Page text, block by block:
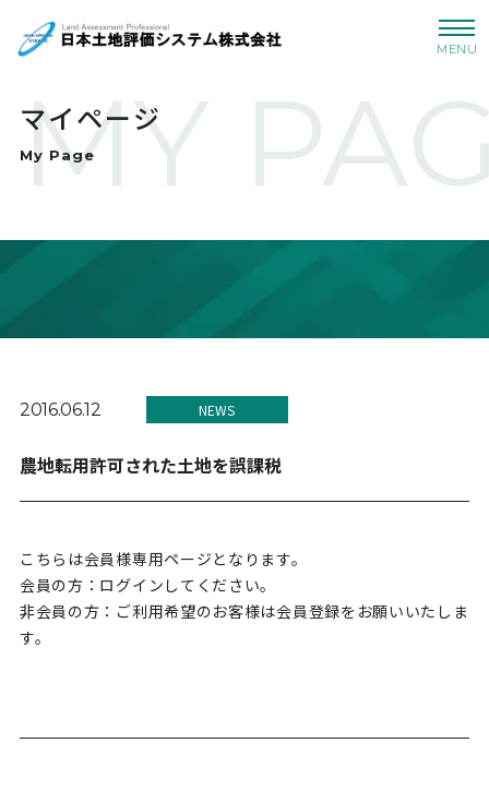
MENU
MY
マイページ
My Page
2016.06.12 NEWS
農地転用許可された土地を誤課税
こちらは会員様専用ページとなります。
会員の方：ログインしてください。
非会員の方：ご利用希望のお客様は会員登録をお願いいたしま
す。